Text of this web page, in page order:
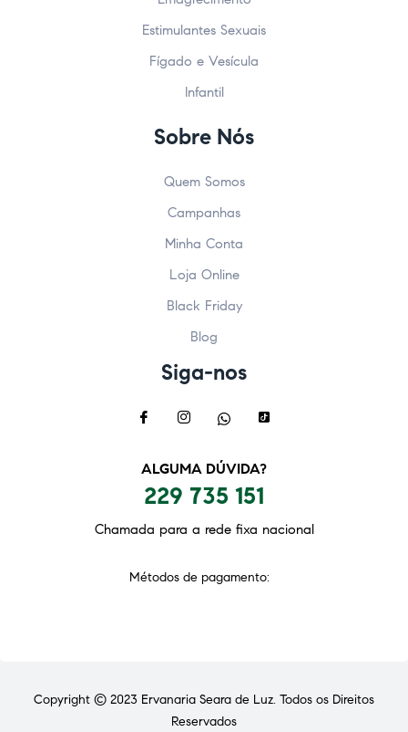
Estimulantes Sexuais
Fígado e Vesícula
Infantil
Sobre Nós
Quem Somos
Campanhas
Minha Conta
Loja Online
Black Friday
Blog
Siga-nos
ALGUMA DÚVIDA?
229 735 151
Chamada para a rede fixa nacional
Métodos de pagamento:
Copyright © 2023 Ervanaria Seara de Luz. Todos os Direitos
Reservados